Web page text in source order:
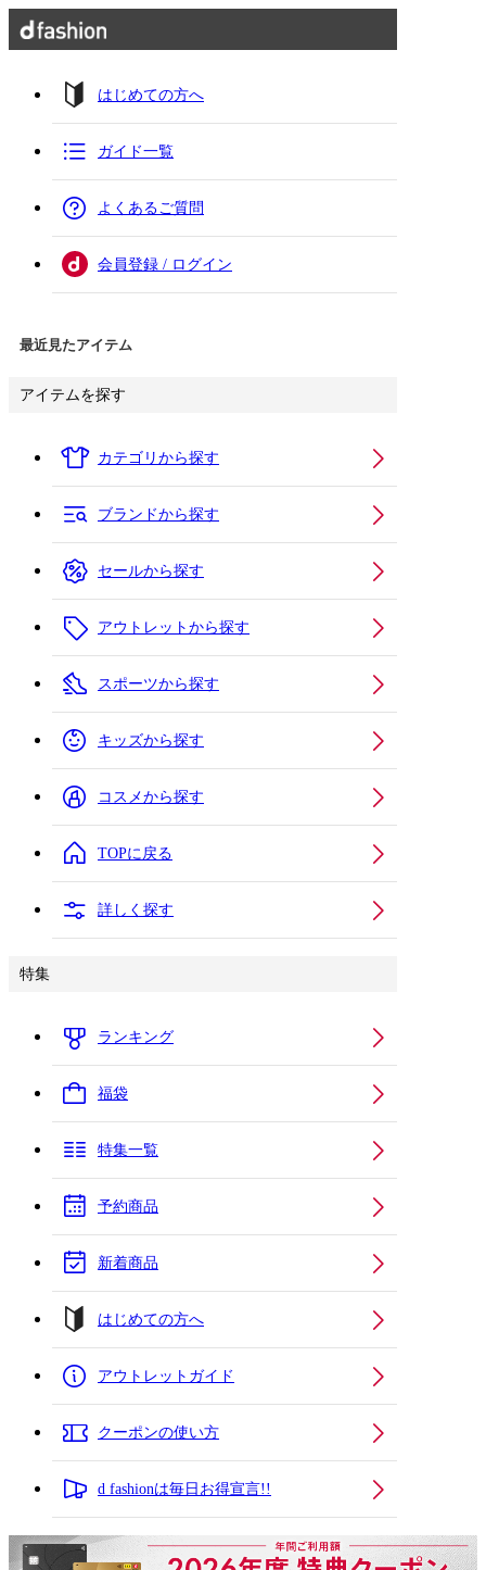
はじめての方へ
ガイド一覧
よくあるご質問
会員登録 / ログイン
最近見たアイテム
アイテムを探す
カテゴリから探す
ブランドから探す
セールから探す
アウトレットから探す
スポーツから探す
キッズから探す
コスメから探す
TOPに戻る
詳しく探す
特集
ランキング
福袋
特集一覧
予約商品
新着商品
はじめての方へ
アウトレットガイド
クーポンの使い方
d fashionは毎日お得宣言!!